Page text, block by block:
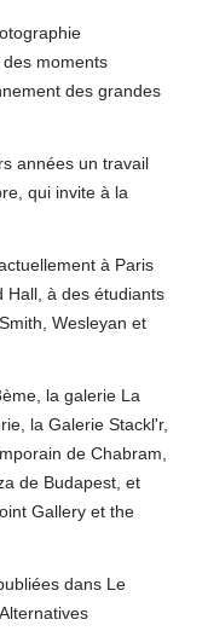
moments
des grandes
années un travail
qui invite à la
à Paris
Hall, à des étudiants
Wesleyan et
la galerie La
la Galerie Stackl'r,
de Chabram,
de Budapest, et
Gallery et the
dans Le